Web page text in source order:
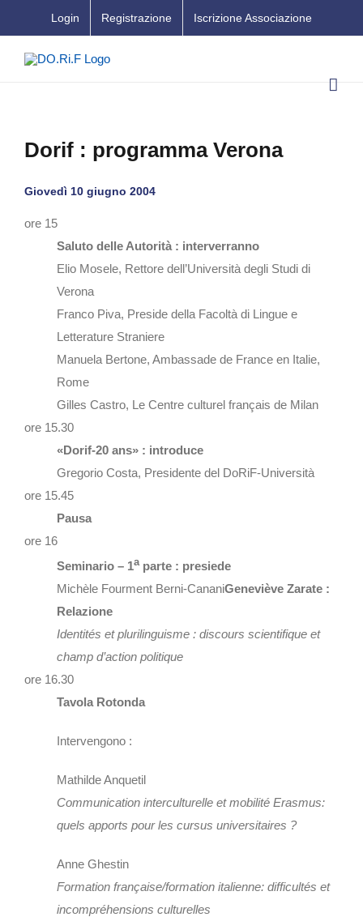
al
contenuto
Login Registrazione Iscrizione Associazione
Dorif : programma Verona
Giovedì 10 giugno 2004
ore 15
Saluto delle Autorità : interverranno
Elio Mosele, Rettore dell’Università degli Studi di
Verona
Franco Piva, Preside della Facoltà di Lingue e
Letterature Straniere
Manuela Bertone, Ambassade de France en Italie,
Rome
Gilles Castro, Le Centre culturel français de Milan
ore 15.30
«Dorif-20 ans» : introduce
Gregorio Costa, Presidente del DoRiF-Università
ore 15.45
Pausa
ore 16
Seminario – 1aparte : presiede
Michèle Fourment Berni-CananiGeneviève Zarate :
Relazione
Identités et plurilinguisme : discours scientifique et
champ d’action politique
ore 16.30
Tavola Rotonda
Intervengono :
Mathilde Anquetil
Communication interculturelle et mobilité Erasmus:
quels apports pour les cursus universitaires ?
Anne Ghestin
Formation française/formation italienne: difficultés et
incompréhensions culturelles